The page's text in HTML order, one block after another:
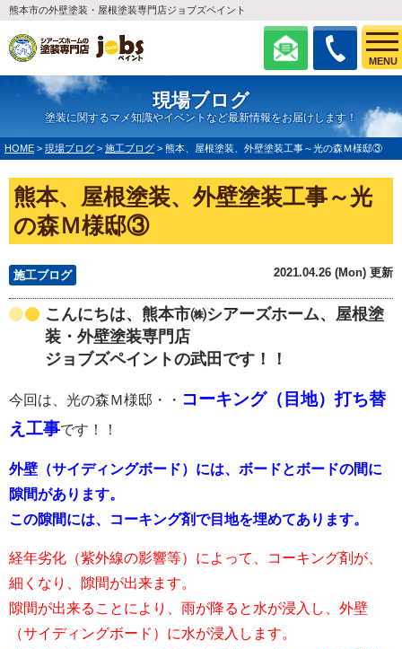
MENU
熊本市の外壁塗装・屋根塗装専門店ジョブズペイント
現場ブログ
塗装に関するマメ知識やイベントなど最新情報をお届けします！
HOME > 現場ブログ > 施工ブログ > 熊本、屋根塗装、外壁塗装工事～光の森Ｍ様邸③
熊本、屋根塗装、外壁塗装工事～光
の森Ｍ様邸③
施工ブログ 2021.04.26 (Mon) 更新
こんにちは、熊本市㈱シアーズホーム、屋根塗
装・外壁塗装専門店
ジョブズペイントの武田です！！
今回は、光の森Ｍ様邸・・ コーキング（目地）打ち替
え工事です！！
外壁（サイディングボード）には、ボードとボードの間に
隙間があります。
この隙間には、コーキング剤で目地を埋めてあります。
経年劣化（紫外線の影響等）によって、コーキング剤が、
細くなり、隙間が出来ます。
隙間が出来ることにより、雨が降ると水が浸入し、外壁
（サイディングボード）に水が浸入します。